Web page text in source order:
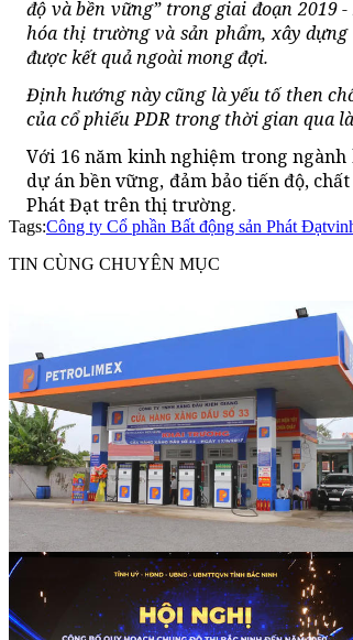
độ và bền vững” trong giai đoạn 2019
hóa thị trường và sản phẩm, xây
được kết quả ngoài mong đợi.
Định hướng này cũng là yếu tố then
của cổ phiếu PDR trong thời gian qua
Với 16 năm kinh nghiệm trong
dự án bền vững, đảm bảo tiến độ,
Phát Đạt trên thị trường.
Tags:Công ty Cổ phần Bất động sản Phát Đạt
TIN CÙNG CHUYÊN MỤC